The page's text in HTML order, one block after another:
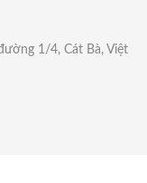
1/4, Cát Bà, Việt